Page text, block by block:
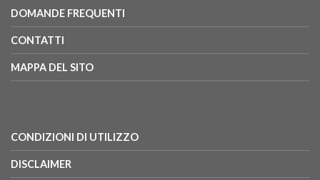
DOMANDE FREQUENTI
CONTATTI
MAPPA DEL SITO
CONDIZIONI DI UTILIZZO
DISCLAIMER